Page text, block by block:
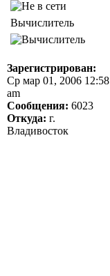
Вычислитель
Зарегистрирован:
Ср мар 01, 2006 12:58
am
Сообщения: 6023
Откуда: г.
Владивосток